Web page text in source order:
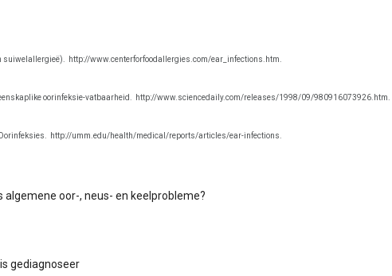
suiwelallergieë). http://www.centerforfoodallergies.com/ear_infections.htm.
oorinfeksie-vatbaarheid. http://www.sciencedaily.com/releases/1998/09/980916073926.htm.
http://umm.edu/health/medical/reports/articles/ear-infections.
algemene oor-, neus- en keelprobleme?
gediagnoseer